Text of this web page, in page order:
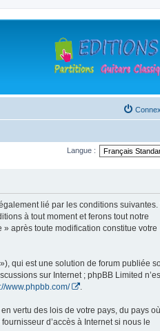
Langue :
lié par les conditions suivantes.
à tout moment et ferons tout notre
après toute modification constitue votre
qui est une solution de forum publiée
sur Internet ; phpBB Limited
www.phpbb.com/ .
vertu des lois de votre pays, du pays où
d’accès à Internet si nous le